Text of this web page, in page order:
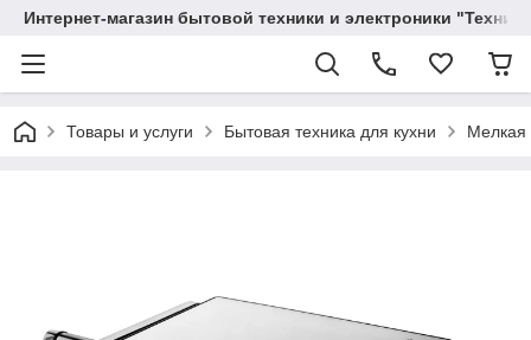
Интернет-магазин бытовой техники и электроники
Товары и услуги Бытовая техника для кухни Мелкая